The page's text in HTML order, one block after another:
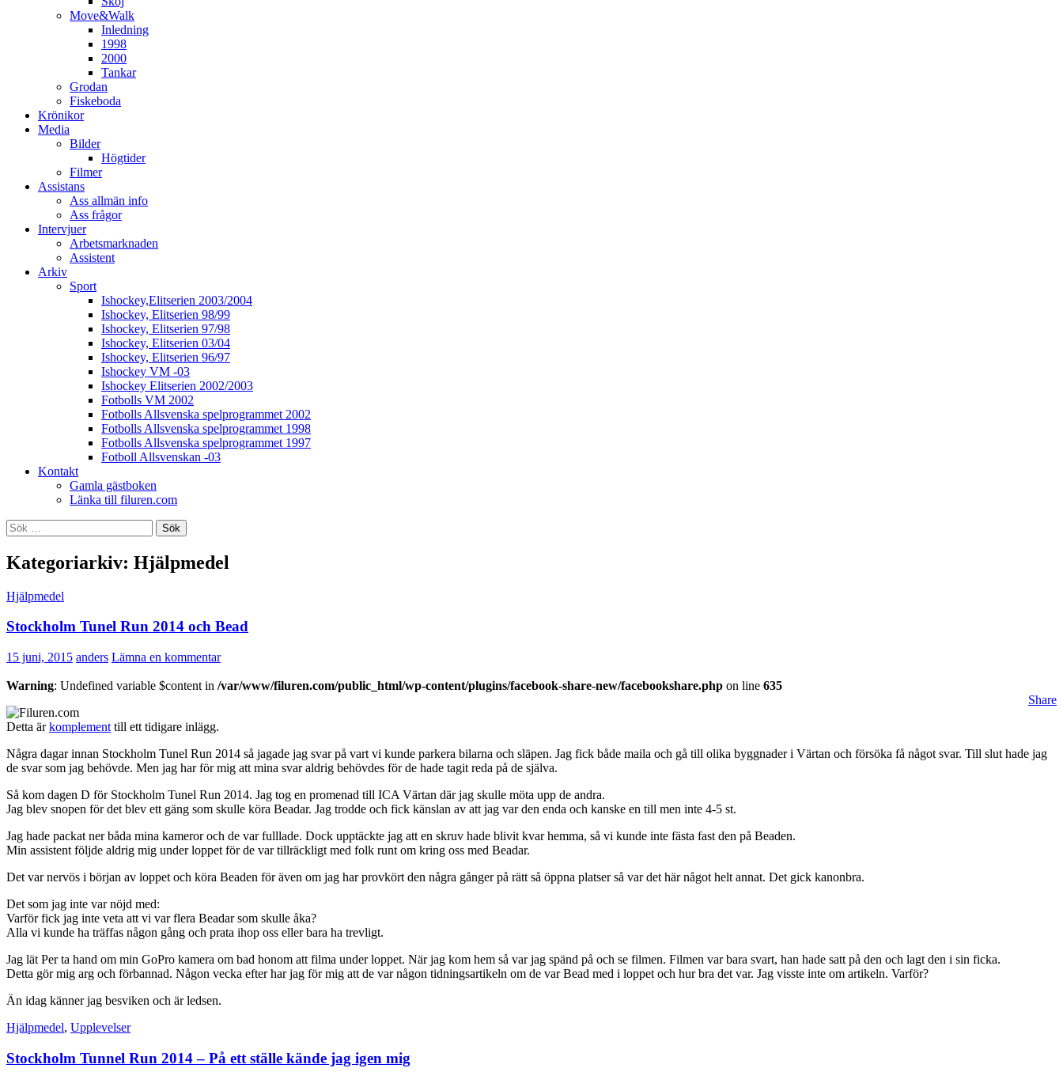
Move&Walk
Inledning
1998
2000
Tankar
Grodan
Fiskeboda
Krönikor
Media
Bilder
Högtider
Filmer
Assistans
Ass allmän info
Ass frågor
Intervjuer
Arbetsmarknaden
Assistent
Arkiv
Sport
Ishockey,Elitserien 2003/2004
Ishockey, Elitserien 98/99
Ishockey, Elitserien 97/98
Ishockey, Elitserien 03/04
Ishockey, Elitserien 96/97
Ishockey VM -03
Ishockey Elitserien 2002/2003
Fotbolls VM 2002
Fotbolls Allsvenska spelprogrammet 2002
Fotbolls Allsvenska spelprogrammet 1998
Fotbolls Allsvenska spelprogrammet 1997
Fotboll Allsvenskan -03
Kontakt
Gamla gästboken
Länka till filuren.com
Sök
efter:
Kategoriarkiv: Hjälpmedel
Hjälpmedel
Stockholm Tunel Run 2014 och Bead
15 juni, 2015 anders Lämna en kommentar
Warning: Undefined variable $content in /var/www/filuren.com/public_html/wp-content/plugins/facebook-share-new/facebookshare.php on line 635
Share
Detta ärkomplement till ett tidigare inlägg.
Några dagar innan Stockholm Tunel Run 2014 så jagade jag svar på vart vi kunde parkera bilarna och släpen. Jag fick både maila och gå till olika byggnader i Värtan och försöka få något svar. Till slut hade jag
de svar som jag behövde. Men jag har för mig att mina svar aldrig behövdes för de hade tagit reda på de själva.
Så kom dagen D för Stockholm Tunel Run 2014. Jag tog en promenad till ICA Värtan där jag skulle möta upp de andra.
Jag blev snopen för det blev ett gäng som skulle köra Beadar. Jag trodde och fick känslan av att jag var den enda och kanske en till men inte 4-5 st.
Jag hade packat ner båda mina kameror och de var fulllade. Dock upptäckte jag att en skruv hade blivit kvar hemma, så vi kunde inte fästa fast den på Beaden.
Min assistent följde aldrig mig under loppet för de var tillräckligt med folk runt om kring oss med Beadar.
Det var nervös i början av loppet och köra Beaden för även om jag har provkört den några gånger på rätt så öppna platser så var det här något helt annat. Det gick kanonbra.
Det som jag inte var nöjd med:
Varför fick jag inte veta att vi var flera Beadar som skulle åka?
Alla vi kunde ha träffas någon gång och prata ihop oss eller bara ha trevligt.
Jag lät Per ta hand om min GoPro kamera om bad honom att filma under loppet. När jag kom hem så var jag spänd på och se filmen. Filmen var bara svart, han hade satt på den och lagt den i sin ficka.
Detta gör mig arg och förbannad. Någon vecka efter har jag för mig att de var någon tidningsartikeln om de var Bead med i loppet och hur bra det var. Jag visste inte om artikeln. Varför?
Än idag känner jag besviken och är ledsen.
Hjälpmedel, Upplevelser
Stockholm Tunnel Run 2014 – På ett ställe kände jag igen mig